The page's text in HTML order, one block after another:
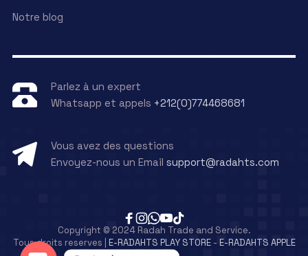
Notre blog
Parlez à un expert
Whatsapp et appels +212(0)774468681
Vous avez des questions
Envoyez-nous un Email support@radahts.com
Copyright © 2024 Radah Trade and Service.
Tous droits reserves | E-RADAHTS PLAY STORE- E-RADAHTS APPLE